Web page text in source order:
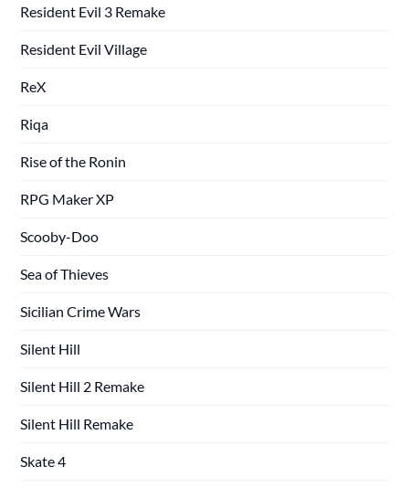
Resident Evil 3 Remake
Resident Evil Village
ReX
Riqa
Rise of the Ronin
RPG Maker XP
Scooby-Doo
Sea of Thieves
Sicilian Crime Wars
Silent Hill
Silent Hill 2 Remake
Silent Hill Remake
Skate 4